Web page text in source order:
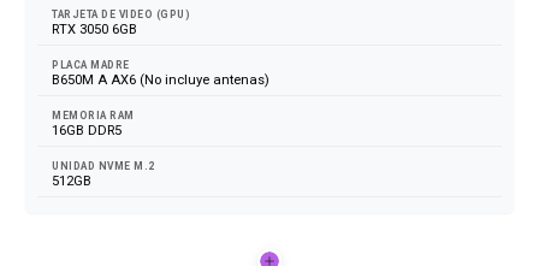
TARJETA DE VIDEO (GPU)
RTX 3050 6GB
PLACA MADRE
B650M A AX6 (No incluye antenas)
MEMORIA RAM
16GB DDR5
UNIDAD NVME M.2
512GB